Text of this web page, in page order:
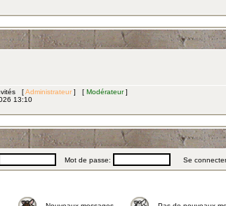
[Administrateur ] [ Modérateur]
13:10
Mot de passe: Se connecter